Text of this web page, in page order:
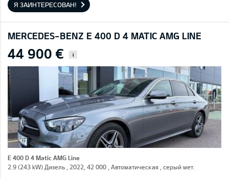
Я ЗАИНТЕРЕСОВАН!
MERCEDES-BENZ E 400 D 4 MATIC AMG LINE
44 900 € i
E 400 D 4 Matic AMG Line
2.9 (243 kW) Дизель , 2022, 42 000 , Автоматическая , серый мет.